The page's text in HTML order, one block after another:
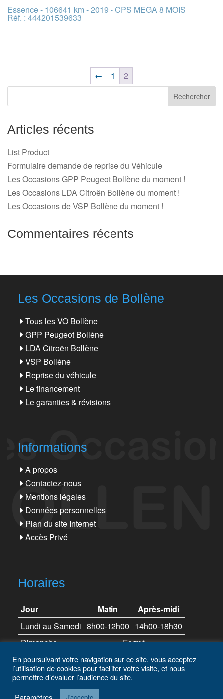
Essence - 106641 km - 2019 - CPS MEGA 8 MOIS
Réf. : 444201539633
← 1 2
Articles récents
List Product
Formulaire demande de reprise du Véhicule
Les Occasions GPP Peugeot Bollène du moment !
Les Occasions LDA Citroën Bollène du moment !
Les Occasions de VSP Bollène du moment !
Commentaires récents
Les Occasions de Bollène
Tous les VO Bollène
GPP Peugeot Bollène
LDA Citroën Bollène
VSP Bollène
Reprise du véhicule
Le financement
Le garanties & révisions
Informations
À propos
Contactez-nous
Mentions légales
Données personnelles
Plan du site Internet
Accès Privé
Horaires
Jour Matin
Après-midi
Lundi au Samedi 8h00-12h00 14h00-18h30
Dimanche
Fermé
© Copyright 2022GGP Peugeot Bollène, LDA Citroën Bollène, VSP
En poursuivant votre navigation sur ce site, vous acceptez
l’utilisation de cookies pour faciliter votre visite, et nous
permettre d’évaluer l’audience du site.
Paramètres
J'accepte